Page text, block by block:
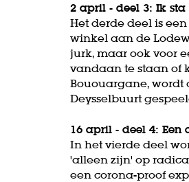
2 april - deel 3: Ik
Het derde deel is
winkel aan de
jurk, maar ook voor
vandaan te staan of
Bououargane, wordt
Deysselbuurt
16 april - deel 4: Een
In het vierde deel
'alleen zijn' op
een corona-proof